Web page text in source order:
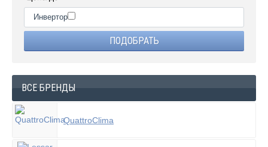
Инвертор
ВСЕ БРЕНДЫ
QuattroClima